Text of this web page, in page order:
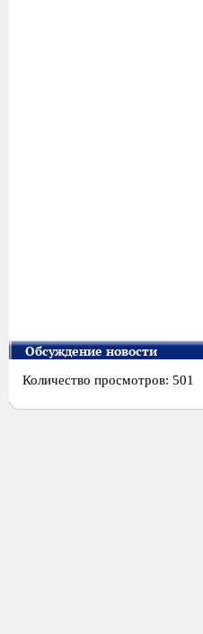
Обсуждение новости
Количество просмотров: 501